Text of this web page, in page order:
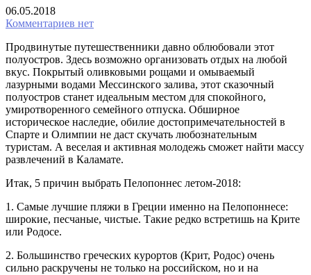
06.05.2018
Комментариев нет
Продвинутые путешественники давно облюбовали этот
полуостров. Здесь возможно организовать отдых на любой
вкус. Покрытый оливковыми рощами и омываемый
лазурными водами Мессинского залива, этот сказочный
полуостров станет идеальным местом для спокойного,
умиротворенного семейного отпуска. Обширное
историческое наследие, обилие достопримечательностей в
Спарте и Олимпии не даст скучать любознательным
туристам. А веселая и активная молодежь сможет найти массу
развлечений в Каламате.
Итак, 5 причин выбрать Пелопоннес летом-2018:
1. Самые лучшие пляжи в Греции именно на Пелопоннесе:
широкие, песчаные, чистые. Такие редко встретишь на Крите
или Родосе.
2. Большинство греческих курортов (Крит, Родос) очень
сильно раскручены не только на российском, но и на